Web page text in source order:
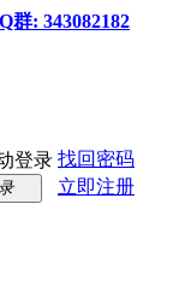
群: 343082182
登录 找回密码
立即注册